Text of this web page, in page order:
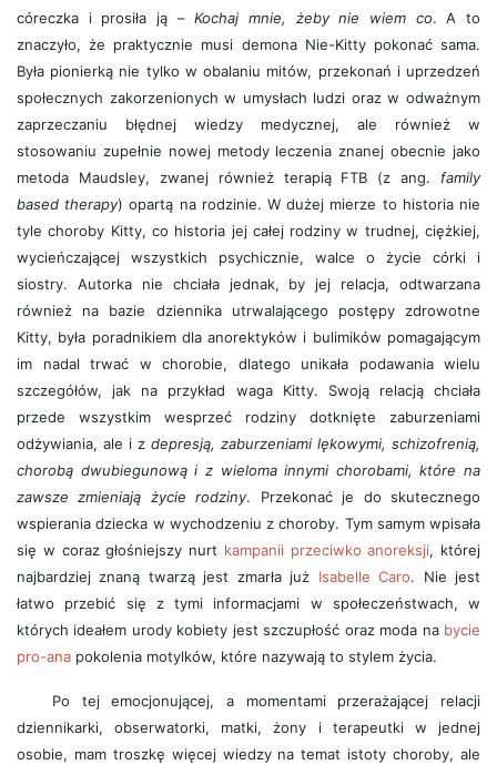
córeczka i prosiła ją –Kochaj mnie, żeby nie wiem co. A to
znaczyło, że praktycznie musi demona Nie-Kitty pokonać sama.
Była pionierką nie tylko w obalaniu mitów, przekonań i uprzedzeń
społecznych zakorzenionych w umysłach ludzi oraz w odważnym
zaprzeczaniu błędnej wiedzy medycznej, ale również w
stosowaniu zupełnie nowej metody leczenia znanej obecnie jako
metoda Maudsley, zwanej również terapią FTB (z ang. family
based therapy) opartą na rodzinie. W dużej mierze to historia nie
tyle choroby Kitty, co historia jej całej rodziny w trudnej, ciężkiej,
wycieńczającej wszystkich psychicznie, walce o życie córki i
siostry. Autorka nie chciała jednak, by jej relacja, odtwarzana
również na bazie dziennika utrwalającego postępy zdrowotne
Kitty, była poradnikiem dla anorektyków i bulimików pomagającym
im nadal trwać w chorobie, dlatego unikała podawania wielu
szczegółów, jak na przykład waga Kitty. Swoją relacją chciała
przede wszystkim wesprzeć rodziny dotknięte zaburzeniami
odżywiania, ale i z depresją, zaburzeniami lękowymi, schizofrenią,
chorobą dwubiegunową i z wieloma innymi chorobami, które na
zawsze zmieniają życie rodziny. Przekonać je do skutecznego
wspierania dziecka w wychodzeniu z choroby. Tym samym wpisała
się w coraz głośniejszy nurt kampanii przeciwko anoreksji, której
najbardziej znaną twarzą jest zmarła już Isabelle Caro. Nie jest
łatwo przebić się z tymi informacjami w społeczeństwach, w
których ideałem urody kobiety jest szczupłość oraz moda na bycie
pro-ana pokolenia motylków, które nazywają to stylem życia.
Po tej emocjonującej, a momentami przerażającej relacji
dziennikarki, obserwatorki, matki, żony i terapeutki w jednej
osobie, mam troszkę więcej wiedzy na temat istoty choroby, ale